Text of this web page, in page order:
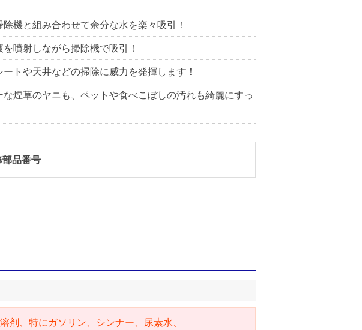
除機と組み合わせて余分な水を楽々吸引！
を噴射しながら掃除機で吸引！
ートや天井などの掃除に威力を発揮します！
な煙草のヤニも、ペットや食べこぼしの汚れも綺麗にすっ
部品番号
、特にガソリン、シンナー、尿素水、